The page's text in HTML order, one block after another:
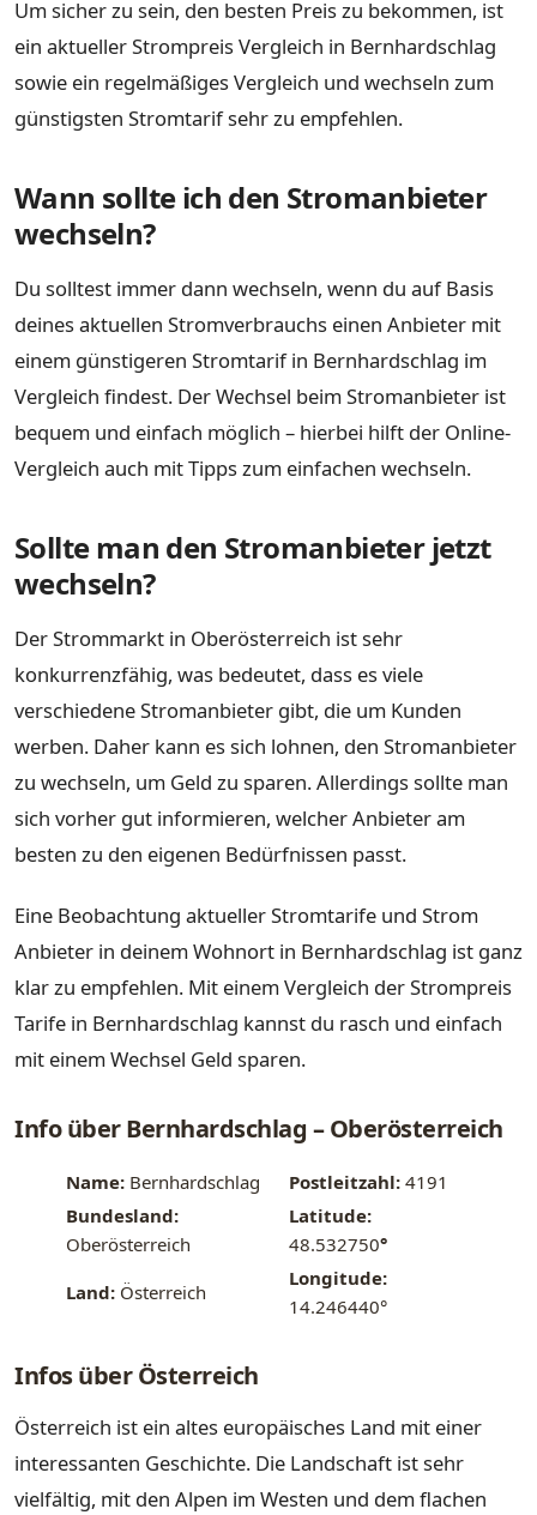
Um sicher zu sein, den besten Preis zu bekommen, ist
ein aktueller Strompreis Vergleich in Bernhardschlag
sowie ein regelmäßiges Vergleich und wechseln zum
günstigsten Stromtarif sehr zu empfehlen.
Wann sollte ich den Stromanbieter
wechseln?
Du solltest immer dann wechseln, wenn du auf Basis
deines aktuellen Stromverbrauchs einen Anbieter mit
einem günstigeren Stromtarif in Bernhardschlag im
Vergleich findest. Der Wechsel beim Stromanbieter ist
bequem und einfach möglich – hierbei hilft der Online-
Vergleich auch mit Tipps zum einfachen wechseln.
Sollte man den Stromanbieter jetzt
wechseln?
Der Strommarkt in Oberösterreich ist sehr
konkurrenzfähig, was bedeutet, dass es viele
verschiedene Stromanbieter gibt, die um Kunden
werben. Daher kann es sich lohnen, den Stromanbieter
zu wechseln, um Geld zu sparen. Allerdings sollte man
sich vorher gut informieren, welcher Anbieter am
besten zu den eigenen Bedürfnissen passt.
Eine Beobachtung aktueller Stromtarife und Strom
Anbieter in deinem Wohnort in Bernhardschlag ist ganz
klar zu empfehlen. Mit einem Vergleich der Strompreis
Tarife in Bernhardschlag kannst du rasch und einfach
mit einem Wechsel Geld sparen.
Info über Bernhardschlag – Oberösterreich
Name: Bernhardschlag Postleitzahl: 4191
Bundesland:
Oberösterreich
Latitude:
48.532750°
Land: Österreich
Longitude:
14.246440°
Infos über Österreich
Österreich ist ein altes europäisches Land mit einer
interessanten Geschichte. Die Landschaft ist sehr
vielfältig, mit den Alpen im Westen und dem flachen